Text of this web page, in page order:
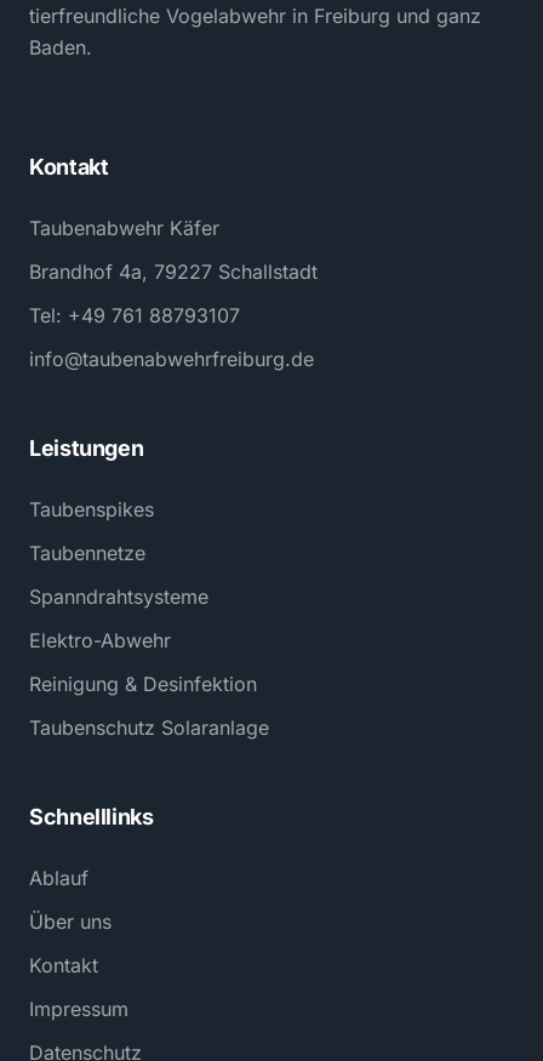
tierfreundliche Vogelabwehr in Freiburg und ganz
Baden.
Kontakt
Taubenabwehr Käfer
Brandhof 4a, 79227 Schallstadt
Tel: +49 761 88793107
info@taubenabwehrfreiburg.de
Leistungen
Taubenspikes
Taubennetze
Spanndrahtsysteme
Elektro-Abwehr
Reinigung & Desinfektion
Taubenschutz Solaranlage
Schnelllinks
Ablauf
Über uns
Kontakt
Impressum
Datenschutz